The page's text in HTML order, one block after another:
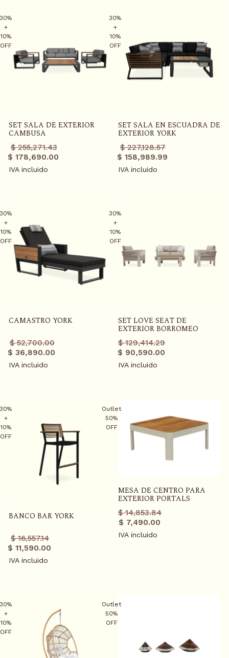
SET SALA DE EXTERIOR
CAMBUSA
Precio
regular
$ 255,271.43
$ 178,690.00
Precio
promo
IVA incluido
30%
+
10%
OFF
SET SALA EN ESCUADRA DE
EXTERIOR YORK
Precio
regular
$ 227,128.57
$ 158,989.99
Precio
promo
IVA incluido
30%
+
10%
OFF
CAMASTRO YORK
Precio
regular
$ 52,700.00
$ 36,890.00
Precio
promo
IVA incluido
30%
+
10%
OFF
SET LOVE SEAT DE
EXTERIOR BORROMEO
Precio
regular
$ 129,414.29
$ 90,590.00
Precio
promo
IVA incluido
30%
+
10%
OFF
BANCO BAR YORK
Precio
regular
$ 16,557.14
$ 11,590.00
Precio
promo
IVA incluido
30%
+
10%
OFF
MESA DE CENTRO PARA
EXTERIOR PORTALS
Precio
regular
$ 14,853.84
$ 7,490.00
Precio
promo
IVA incluido
Outlet
50%
OFF
30%
+
10%
OFF
Outlet
50%
OFF